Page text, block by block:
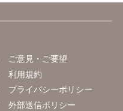
ご意見・ご要望
利用規約
プライバシーポリシー
外部送信ポリシー